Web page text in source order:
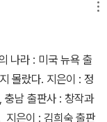
씩을 오르며 1에서
자기하고 동물들 생
해요. 학교 가져가
다 100층짜리 집★
게 정말 사과일
하는게 아니다'라
보며 외모패권주의
이다. 그런데 쓰다보
명의 역사가 궁금한
즐거우실 것 같다.
쓰고 싶었을 뿐이다.
리 어른들은 아이
아이를 어떤 마음
괴물인지 아닌지
규/숲노래 - 어린이
합니다. <달을 먹
양이를 키우는 것
고양이의 '달 따러가
고, 고즈넉한 달밤 분
앤디 워홀의 고양이
과 고양이 이야기이
나라 : 미국 뉴욕 출
몰랐다. 지은이 : 정
남 출판사 : 창작과
지은이 : 김희숙 출판